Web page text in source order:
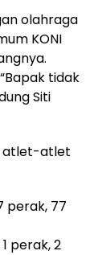
olahraga
KONI
tidak
Siti
atlet-atlet
perak, 77
perak, 2